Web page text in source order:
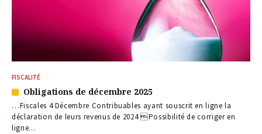
FISCALITÉ
Article
réservé
à
nos
Obligations de décembre 2025
…Fiscales 4 Décembre Contribuables ayant souscrit en ligne la
déclaration de leurs revenus de 2024 Possibilité de corriger en
ligne...